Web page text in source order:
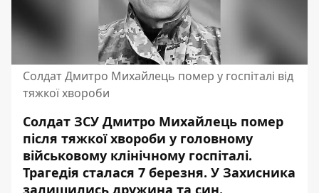
Солдат Дмитро Михайлець помер у госпіталі від
тяжкої хвороби
Солдат ЗСУ Дмитро Михайлець помер
після тяжкої хвороби у головному
військовому клінічному госпіталі.
Трагедія сталася 7 березня. У Захисника
залишились дружина та син.